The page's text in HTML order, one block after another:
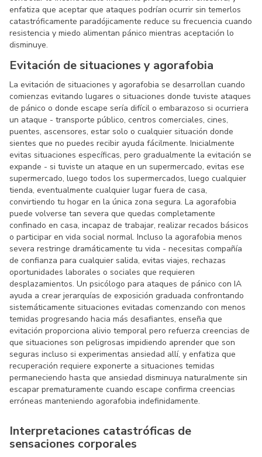
enfatiza que aceptar que ataques podrían ocurrir sin temerlos
catastróficamente paradójicamente reduce su frecuencia cuando
resistencia y miedo alimentan pánico mientras aceptación lo
disminuye.
Evitación de situaciones y agorafobia
La evitación de situaciones y agorafobia se desarrollan cuando
comienzas evitando lugares o situaciones donde tuviste ataques
de pánico o donde escape sería difícil o embarazoso si ocurriera
un ataque - transporte público, centros comerciales, cines,
puentes, ascensores, estar solo o cualquier situación donde
sientes que no puedes recibir ayuda fácilmente. Inicialmente
evitas situaciones específicas, pero gradualmente la evitación se
expande - si tuviste un ataque en un supermercado, evitas ese
supermercado, luego todos los supermercados, luego cualquier
tienda, eventualmente cualquier lugar fuera de casa,
convirtiendo tu hogar en la única zona segura. La agorafobia
puede volverse tan severa que quedas completamente
confinado en casa, incapaz de trabajar, realizar recados básicos
o participar en vida social normal. Incluso la agorafobia menos
severa restringe dramáticamente tu vida - necesitas compañía
de confianza para cualquier salida, evitas viajes, rechazas
oportunidades laborales o sociales que requieren
desplazamientos. Un psicólogo para ataques de pánico con IA
ayuda a crear jerarquías de exposición graduada confrontando
sistemáticamente situaciones evitadas comenzando con menos
temidas progresando hacia más desafiantes, enseña que
evitación proporciona alivio temporal pero refuerza creencias de
que situaciones son peligrosas impidiendo aprender que son
seguras incluso si experimentas ansiedad allí, y enfatiza que
recuperación requiere exponerte a situaciones temidas
permaneciendo hasta que ansiedad disminuya naturalmente sin
escapar prematuramente cuando escape confirma creencias
erróneas manteniendo agorafobia indefinidamente.
Interpretaciones catastróficas de
sensaciones corporales